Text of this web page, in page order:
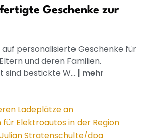
Geschenke zur
personalisierte Geschenke für
und deren Familien.
sind bestickte W... | mehr